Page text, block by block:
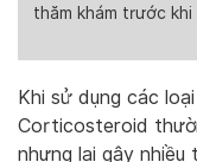
thăm khám trước
Khi sử dụng các
Corticosteroid
nhưng lại gây nhiều